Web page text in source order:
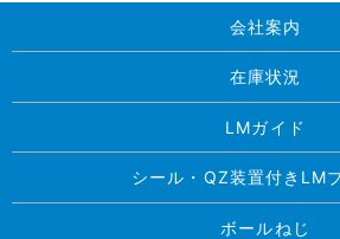
会社案内
在庫状況
LMガイド
シール・QZ装置付きLM
ボールねじ